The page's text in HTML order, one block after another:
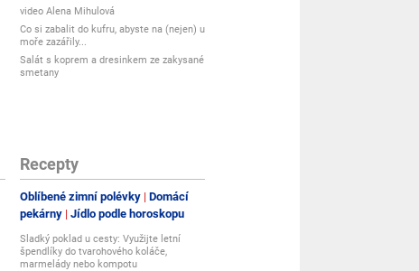
video Alena Mihulová
Co si zabalit do kufru, abyste na (nejen) u
moře zazářily...
Salát s koprem a dresinkem ze zakysané
smetany
Recepty
Oblíbené zimní polévky
Domácí
pekárny
Jídlo podle horoskopu
Sladký poklad u cesty: Využijte letní
špendlíky do tvarohového koláče,
marmelády nebo kompotu